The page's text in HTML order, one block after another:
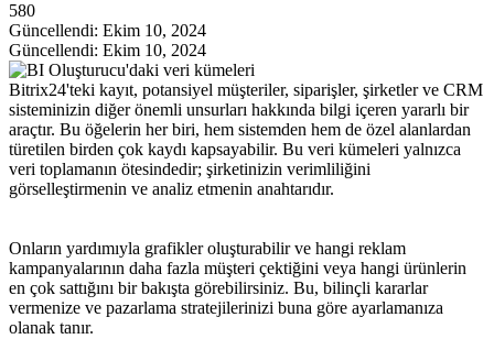
580
Güncellendi: Ekim 10, 2024
Güncellendi: Ekim 10, 2024
Bitrix24'teki kayıt, potansiyel müşteriler, siparişler, şirketler ve CRM
sisteminizin diğer önemli unsurları hakkında bilgi içeren yararlı bir
araçtır. Bu öğelerin her biri, hem sistemden hem de özel alanlardan
türetilen birden çok kaydı kapsayabilir. Bu veri kümeleri yalnızca
veri toplamanın ötesindedir; şirketinizin verimliliğini
görselleştirmenin ve analiz etmenin anahtarıdır.
Onların yardımıyla grafikler oluşturabilir ve hangi reklam
kampanyalarının daha fazla müşteri çektiğini veya hangi ürünlerin
en çok sattığını bir bakışta görebilirsiniz. Bu, bilinçli kararlar
vermenize ve pazarlama stratejilerinizi buna göre ayarlamanıza
olanak tanır.